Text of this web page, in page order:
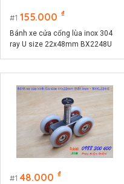
1 155.000 ₫
Bánh xe cửa cổng lùa inox 304
ray U size 22x48mm BX2248U
1 48.000 ₫